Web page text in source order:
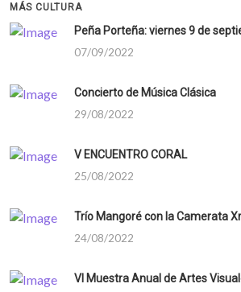
MÁS CULTURA
Peña Porteña: viernes 9 de
07/09/2022
Concierto de Música Clásica
29/08/2022
V ENCUENTRO CORAL
25/08/2022
Trío Mangoré con la Camerata
24/08/2022
VI Muestra Anual de Artes